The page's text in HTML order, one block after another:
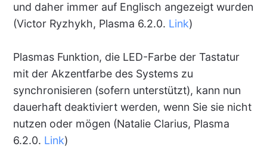
und daher immer auf Englisch angezeigt wurden
(Victor Ryzhykh, Plasma 6.2.0. Link)
Plasmas Funktion, die LED-Farbe der Tastatur
mit der Akzentfarbe des Systems zu
synchronisieren (sofern unterstützt), kann nun
dauerhaft deaktiviert werden, wenn Sie sie nicht
nutzen oder mögen (Natalie Clarius, Plasma
6.2.0. Link)